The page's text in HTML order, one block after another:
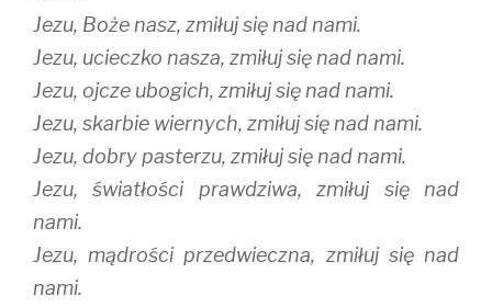
Jezu, Boże nasz, zmiłuj się nad nami.
Jezu, ucieczko nasza, zmiłuj się nad nami.
Jezu, ojcze ubogich, zmiłuj się nad nami.
Jezu, skarbie wiernych, zmiłuj się nad nami.
Jezu, dobry pasterzu, zmiłuj się nad nami.
Jezu, światłości prawdziwa, zmiłuj się nad
nami.
Jezu, mądrości przedwieczna, zmiłuj się nad
nami.